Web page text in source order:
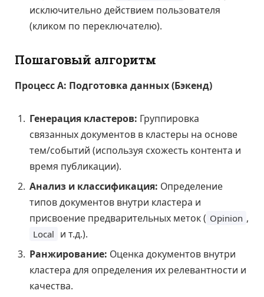
исключительно действием пользователя
(кликом по переключателю).
Пошаговый алгоритм
Процесс А: Подготовка данных (Бэкенд)
Генерация кластеров: Группировка
связанных документов в кластеры на основе
тем/событий (используя схожесть контента и
время публикации).
Анализ и классификация: Определение
типов документов внутри кластера и
присвоение предварительных меток ( Opinion ,
Local и т.д.).
Ранжирование: Оценка документов внутри
кластера для определения их релевантности и
качества.